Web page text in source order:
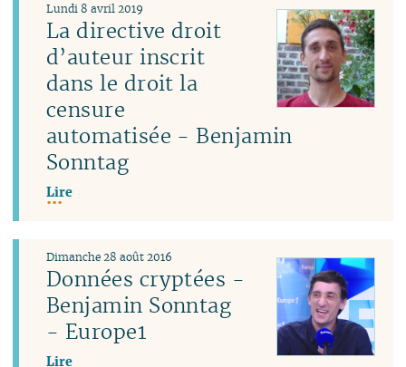
La directive droit
d’auteur inscrit
dans le droit la
censure
automatisée - Benjamin
Sonntag
Lundi 8 avril 2019
Lire
Données cryptées -
Benjamin Sonntag
- Europe1
Dimanche 28 août 2016
Lire